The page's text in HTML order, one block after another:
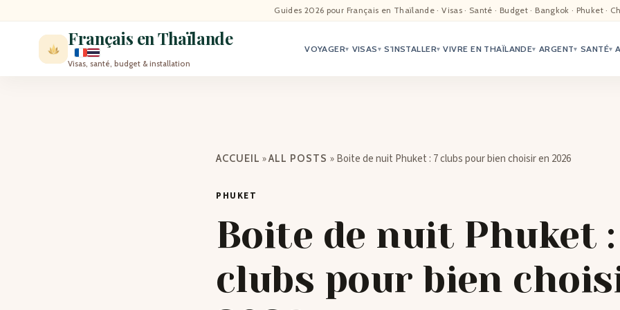
Guides 2026 pour Français en Thaïlande · Visas · Santé · Budget · Bangkok · Phuket ·
Français en Thaïlande
Visas, santé, budget & installation
VOYAGER▾ VISAS ▾ S'INSTALLER▾ VIVRE EN THAÏLANDE▾ ARGENT▾ SANTÉ▾
ACCUEIL
ACTUALITÉ
ACCUEIL »ALL POSTS »Boite de nuit Phuket : 7 clubs pour bien choisir en 2026
PHUKET
Boite de nuit Phuket :
clubs pour bien